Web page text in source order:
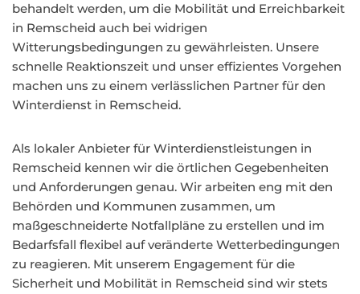
behandelt werden, um die Mobilität und Erreichbarkeit
in Remscheid auch bei widrigen
Witterungsbedingungen zu gewährleisten. Unsere
schnelle Reaktionszeit und unser effizientes Vorgehen
machen uns zu einem verlässlichen Partner für den
Winterdienst in Remscheid.
Als lokaler Anbieter für Winterdienstleistungen in
Remscheid kennen wir die örtlichen Gegebenheiten
und Anforderungen genau. Wir arbeiten eng mit den
Behörden und Kommunen zusammen, um
maßgeschneiderte Notfallpläne zu erstellen und im
Bedarfsfall flexibel auf veränderte Wetterbedingungen
zu reagieren. Mit unserem Engagement für die
Sicherheit und Mobilität in Remscheid sind wir stets